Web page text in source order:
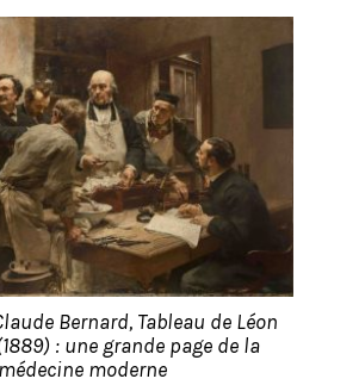
Bernard, Tableau de Léon
: une grande page de la
médecine moderne